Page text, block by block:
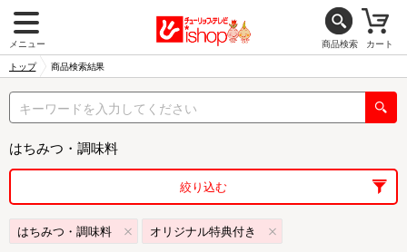
メニュー 商品検索 カート
トップ 商品検索結果
はちみつ・調味料
絞り込む
はちみつ・調味料 オリジナル特典付き